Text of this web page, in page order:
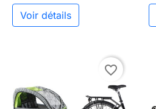
Voir détails
favorite_border